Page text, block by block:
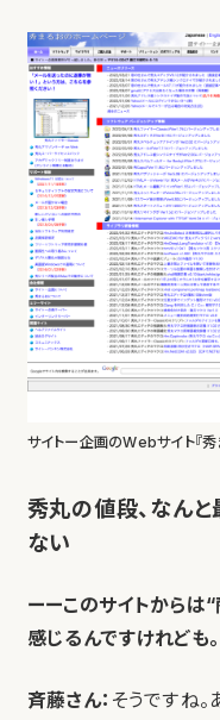
サイトー企画のWebサイト『
秀丸の値段、なん
ない
ーーこのサイトからは
感じるんですけれども。
斉藤さん： そうですね。